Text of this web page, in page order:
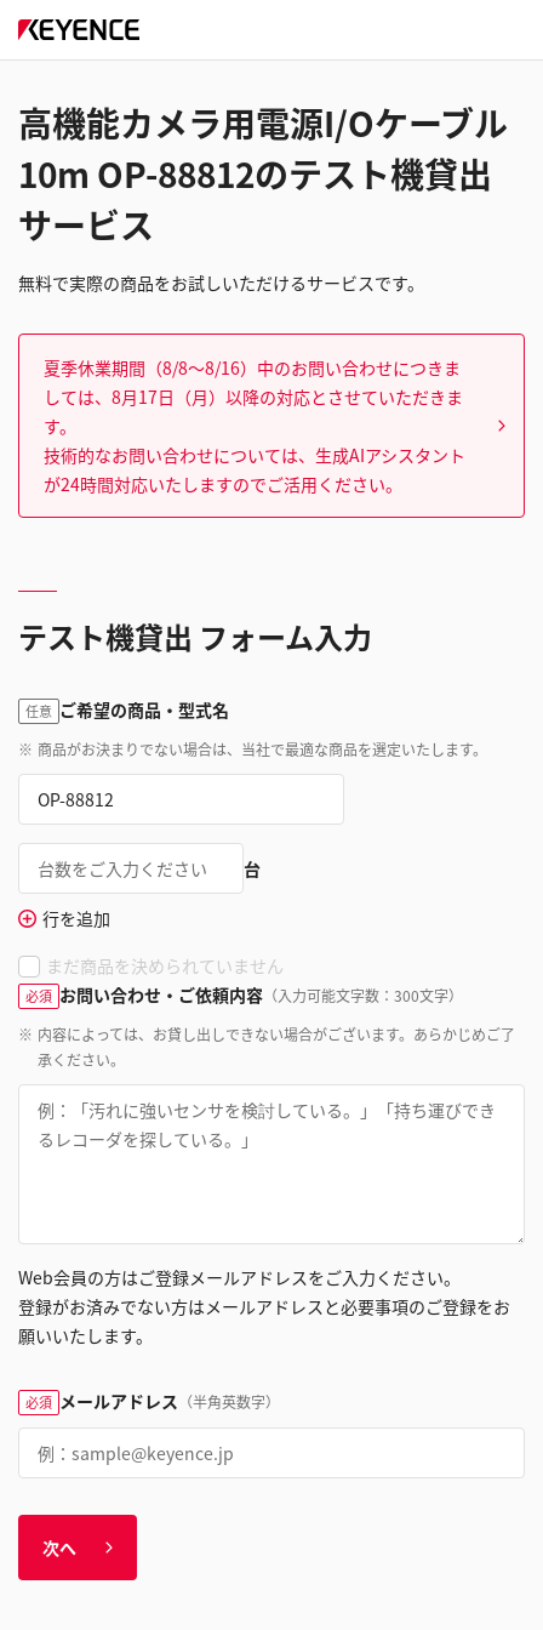
高機能カメラ用電源I/Oケーブル
10m OP-88812のテスト機貸出
サービス
無料で実際の商品をお試しいただけるサービスです。
夏季休業期間（8/8～8/16）中のお問い合わせにつきま
しては、8月17日（月）以降の対応とさせていただきま
す。
技術的なお問い合わせについては、生成AIアシスタント
が24時間対応いたしますのでご活用ください。
テスト機貸出 フォーム入力
任意 ご希望の商品・型式名
※ 商品がお決まりでない場合は、当社で最適な商品を選定いたします。
台
行を追加
まだ商品を決められていません
必須 お問い合わせ・ご依頼内容 （入力可能文字数：300文字）
※ 内容によっては、お貸し出しできない場合がございます。あらかじめご了
承ください。
Web会員の方はご登録メールアドレスをご入力ください。
登録がお済みでない方はメールアドレスと必要事項のご登録をお
願いいたします。
必須 メールアドレス （半角英数字）
次へ